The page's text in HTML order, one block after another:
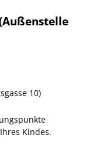
10)
Kindes.